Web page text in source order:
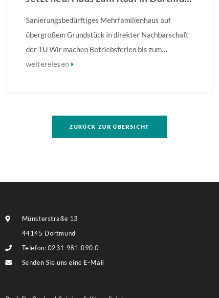
Sanierungsbedürftiges Mehrfamilienhaus auf
übergroßem Grundstück in direkter Nachbarschaft
der TU Wir machen Betriebsferien bis zum
28.08.2026 – Ihre Anfrage wird ab dem 31.08.2026
Grundstückes, auf dem ggf. eine umfassendere
Bebauung möglich ist. Weitere Informationen finden
weiterelesen
ZURÜCK ZUR ÜBERSICHT
Münsterstraße 13
44145 Dortmund
Telefon: 0231 981 090 0
Senden Sie uns eine E-Mail